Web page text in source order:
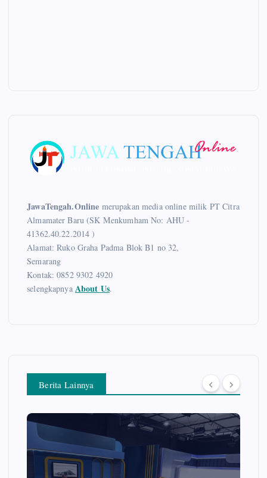
JawaTengah.Online merupakan media online milik PT Citra
Almamater Baru (SK Menkumham No: AHU -
41362.40.22.2014 )
Alamat: Ruko Graha Padma Blok B1 no 32,
Semarang
Kontak: 0852 9302 4920
selengkapnya About Us.
Berita Lainnya